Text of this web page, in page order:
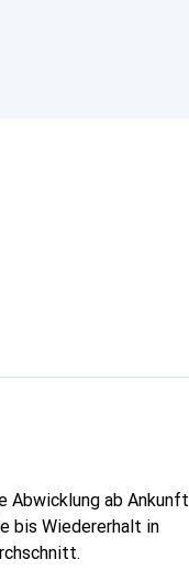
Abwicklung ab Ankunft
bis Wiedererhalt in